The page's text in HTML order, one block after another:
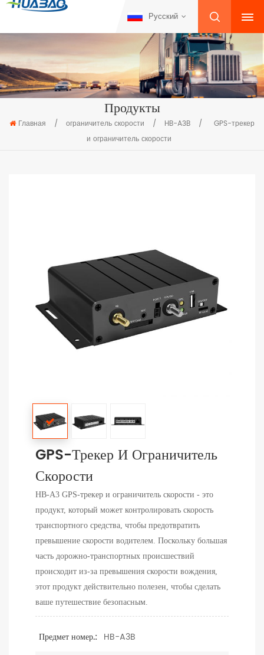
Русский
Продукты
Главная / ограничитель скорости / HB-A3B /
GPS-трекер
и ограничитель скорости
GPS-Трекер И Ограничитель
Скорости
HB-A3 GPS-трекер и ограничитель скорости - это
продукт, который может контролировать скорость
транспортного средства, чтобы предотвратить
превышение скорости водителем. Поскольку большая
часть дорожно-транспортных происшествий
происходит из-за превышения скорости вождения,
этот продукт действительно полезен, чтобы сделать
ваше путешествие безопасным.
Предмет номер.: HB-A3B